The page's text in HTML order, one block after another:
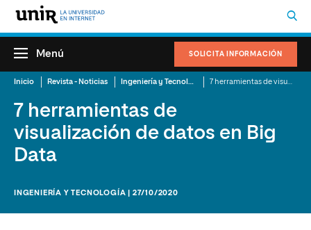
SOLICITA INFORMACIÓN
Menú
Inicio Revista - Noticias Ingeniería y Tecnología
7 herramientas de
visualización de datos en Big
Data
INGENIERÍA Y TECNOLOGÍA | 27/10/2020